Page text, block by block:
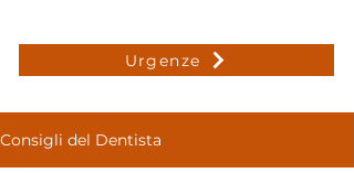
Urgenze
Consigli del Dentista